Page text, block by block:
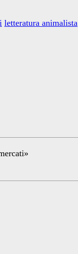
letteratura animalista